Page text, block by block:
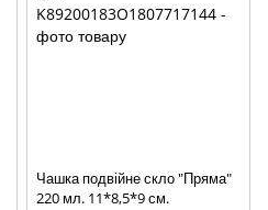
Чашка подвійне скло "Пряма"
220 мл. 11*8,5*9 см.